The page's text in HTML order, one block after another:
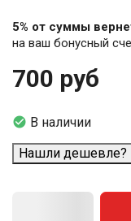
5% от суммы
на ваш бонусный
700 руб
 В наличии
Нашли дешевле?